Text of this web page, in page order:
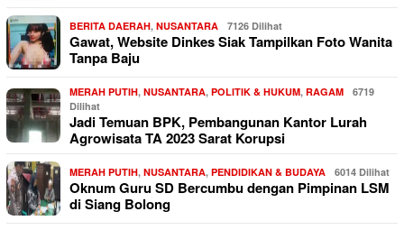
BERITA DAERAH, NUSANTARA 7126 Dilihat
Gawat, Website Dinkes Siak Tampilkan Foto Wanita
Tanpa Baju
MERAH PUTIH, NUSANTARA, POLITIK & HUKUM, RAGAM
6719
Dilihat
Jadi Temuan BPK, Pembangunan Kantor Lurah
Agrowisata TA 2023 Sarat Korupsi
MERAH PUTIH, NUSANTARA, PENDIDIKAN & BUDAYA 6014 Dilihat
Oknum Guru SD Bercumbu dengan Pimpinan LSM
di Siang Bolong